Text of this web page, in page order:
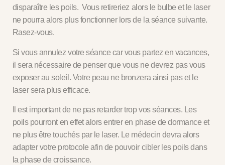
disparaître les poils. Vous retireriez alors le bulbe et le laser
ne pourra alors plus fonctionner lors de la séance suivante.
Rasez-vous.
Si vous annulez votre séance car vous partez en vacances,
il sera nécessaire de penser que vous ne devrez pas vous
exposer au soleil. Votre peau ne bronzera ainsi pas et le
laser sera plus efficace.
Il est important de ne pas retarder trop vos séances. Les
poils pourront en effet alors entrer en phase de dormance et
ne plus être touchés par le laser. Le médecin devra alors
adapter votre protocole afin de pouvoir cibler les poils dans
la phase de croissance.